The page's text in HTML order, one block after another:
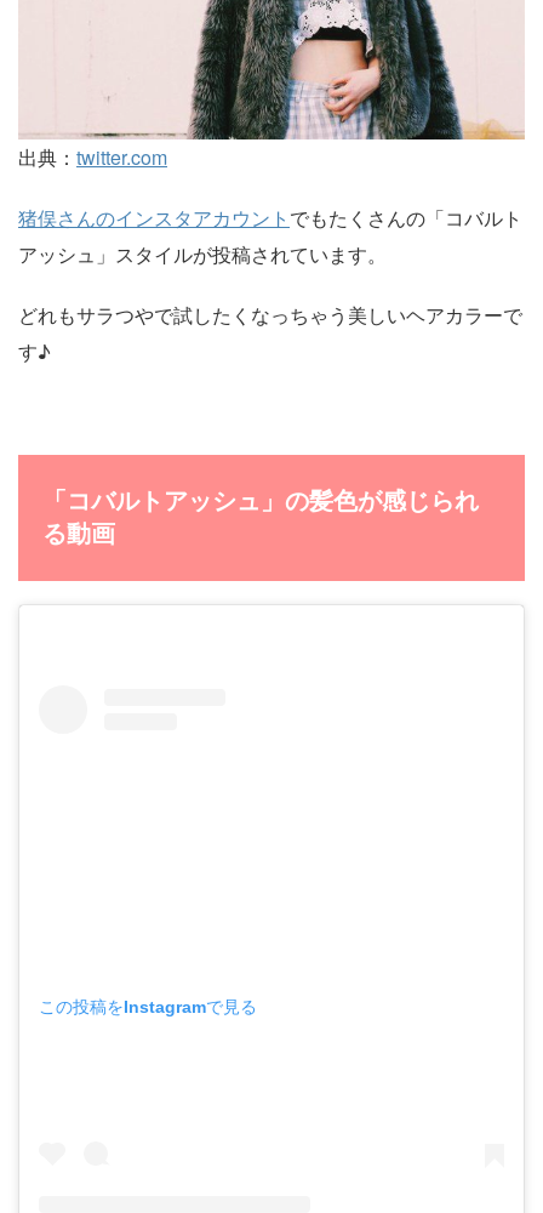
出典： twitter.com
猪俣さんのインスタアカウント でもたくさんの「コバルト
アッシュ」スタイルが投稿されています。
どれもサラつやで試したくなっちゃう美しいヘアカラーで
す♪
「コバルトアッシュ」の髪色が感じられ
る動画
この投稿をInstagramで見る